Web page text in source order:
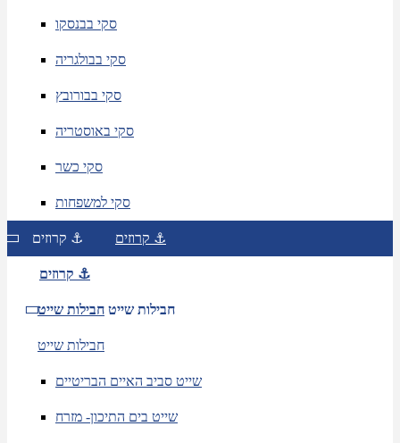
סקי בבנסקו
סקי בבולגריה
סקי בבורובץ
סקי באוסטריה
סקי כשר
סקי למשפחות
קרוזים ⚓ קרוזים ⚓
קרוזים ⚓
חבילות שייט חבילות שייט
חבילות שייט
שייט סביב האיים הבריטיים
שייט בים התיכון- מזרח